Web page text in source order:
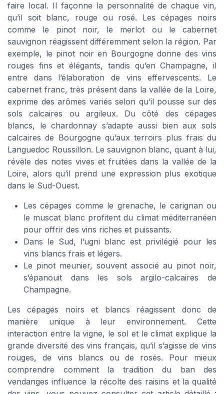
faire local. Il façonne la personnalité de chaque vin,
qu’il soit blanc, rouge ou rosé. Les cépages noirs
comme le pinot noir, le merlot ou le cabernet
sauvignon réagissent différemment selon la région. Par
exemple, le pinot noir en Bourgogne donne des vins
rouges fins et élégants, tandis qu’en Champagne, il
entre dans l’élaboration de vins effervescents. Le
cabernet franc, très présent dans la vallée de la Loire,
exprime des arômes variés selon qu’il pousse sur des
sols calcaires ou argileux. Du côté des cépages
blancs, le chardonnay s’adapte aussi bien aux sols
calcaires de Bourgogne qu’aux terroirs plus frais du
Languedoc Roussillon. Le sauvignon blanc, quant à lui,
révèle des notes vives et fruitées dans la vallée de la
Loire, alors qu’il prend une expression plus exotique
dans le Sud-Ouest.
Les cépages comme le grenache, le carignan ou
le muscat blanc profitent du climat méditerranéen
pour offrir des vins riches et puissants.
Dans le Sud, l’ugni blanc est privilégié pour les
vins blancs frais et légers.
Le pinot meunier, souvent associé au pinot noir,
s’épanouit dans les sols argilo-calcaires de
Champagne.
Les cépages noirs et blancs réagissent donc de
manière unique à leur environnement. Cette
interaction entre la vigne, le sol et le climat explique la
grande diversité des vins français, qu’il s’agisse de vins
rouges, de vins blancs ou de rosés. Pour mieux
comprendre comment la tradition du ban des
vendanges influence la récolte des raisins et la qualité